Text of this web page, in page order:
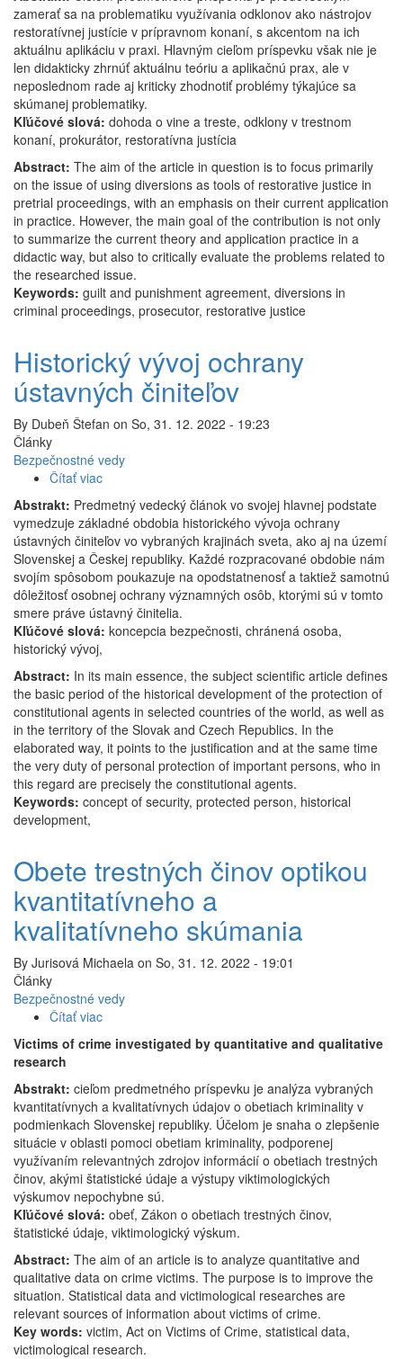
v
podmienkach
SR
z
hľadiska
teórie
a
praxe
zamerať sa na problematiku využívania odklonov ako nástrojov
restoratívnej justície v prípravnom konaní, s akcentom na ich
aktuálnu aplikáciu v praxi. Hlavným cieľom príspevku však nie je
len didakticky zhrnúť aktuálnu teóriu a aplikačnú prax, ale v
neposlednom rade aj kriticky zhodnotiť problémy týkajúce sa
skúmanej problematiky.
Kľúčové slová: dohoda o vine a treste, odklony v trestnom
konaní, prokurátor, restoratívna justícia
Abstract: The aim of the article in question is to focus primarily
on the issue of using diversions as tools of restorative justice in
pretrial proceedings, with an emphasis on their current application
in practice. However, the main goal of the contribution is not only
to summarize the current theory and application practice in a
didactic way, but also to critically evaluate the problems related to
the researched issue.
Keywords: guilt and punishment agreement, diversions in
criminal proceedings, prosecutor, restorative justice
Historický vývoj ochrany
ústavných činiteľov
By Dubeň Štefan on So, 31. 12. 2022 - 19:23
Články
Bezpečnostné vedy
Čítať viac
Historický
vývoj
ochrany
ústavných
činiteľov
Abstrakt: Predmetný vedecký článok vo svojej hlavnej podstate
vymedzuje základné obdobia historického vývoja ochrany
ústavných činiteľov vo vybraných krajinách sveta, ako aj na území
Slovenskej a Českej republiky. Každé rozpracované obdobie nám
svojím spôsobom poukazuje na opodstatnenosť a taktiež samotnú
dôležitosť osobnej ochrany významných osôb, ktorými sú v tomto
smere práve ústavný činitelia.
Kľúčové slová: koncepcia bezpečnosti, chránená osoba,
historický vývoj,
Abstract: In its main essence, the subject scientific article defines
the basic period of the historical development of the protection of
constitutional agents in selected countries of the world, as well as
in the territory of the Slovak and Czech Republics. In the
elaborated way, it points to the justification and at the same time
the very duty of personal protection of important persons, who in
this regard are precisely the constitutional agents.
Keywords: concept of security, protected person, historical
development,
Obete trestných činov optikou
kvantitatívneho a
kvalitatívneho skúmania
By Jurisová Michaela on So, 31. 12. 2022 - 19:01
Články
Bezpečnostné vedy
Čítať viac
Obete
trestných
optikou
kvantitatívneho
a
kvalitatívneho
skúmania
Victims of crime investigated by quantitative and qualitative
research
Abstrakt: cieľom predmetného príspevku je analýza vybraných
kvantitatívnych a kvalitatívnych údajov o obetiach kriminality v
podmienkach Slovenskej republiky. Účelom je snaha o zlepšenie
situácie v oblasti pomoci obetiam kriminality, podporenej
využívaním relevantných zdrojov informácií o obetiach trestných
činov, akými štatistické údaje a výstupy viktimologických
výskumov nepochybne sú.
Kľúčové slová: obeť, Zákon o obetiach trestných činov,
štatistické údaje, viktimologický výskum.
Abstract: The aim of an article is to analyze quantitative and
qualitative data on crime victims. The purpose is to improve the
situation. Statistical data and victimological researches are
relevant sources of information about victims of crime.
Key words: victim, Act on Victims of Crime, statistical data,
victimological research.